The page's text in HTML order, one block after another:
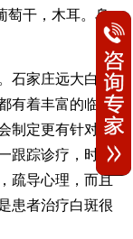
萄干，木耳。乌
家庄远大白癜
有着丰富的临床
制定更有针对性
跟踪诊疗，时刻
疏导心理，而且
患者治疗白斑很